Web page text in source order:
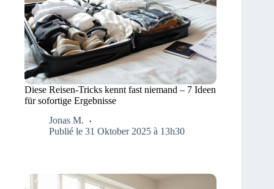
Diese Reisen-Tricks kennt fast niemand – 7 Ideen
für sofortige Ergebnisse
Jonas M.
Publié le 31 Oktober 2025 à 13h30